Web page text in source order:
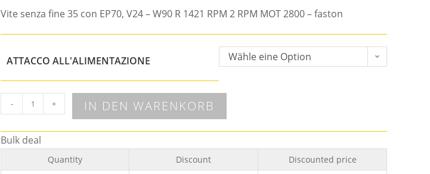
Vite senza fine 35 con EP70, V24 – W90 R 1421 RPM 2 RPM MOT 2800 – faston
ATTACCO ALL'ALIMENTAZIONE Wähle eine Option
- + IN DEN WARENKORB
Bulk deal
Quantity Discount
Discounted price